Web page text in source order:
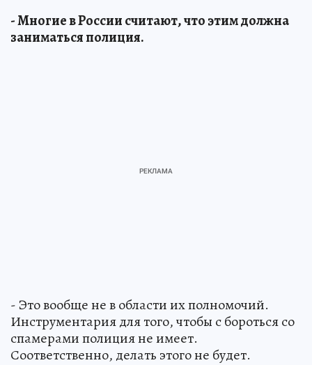
- Многие в России считают, что этим должна
заниматься полиция.
- Это вообще не в области их полномочий.
Инструментария для того, чтобы с бороться со
спамерами полиция не имеет.
Соответственно, делать этого не будет.